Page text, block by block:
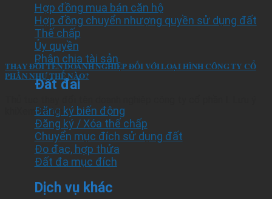
Hợp đồng mua bán căn hộ
Hợp đồng chuyển nhượng quyền sử dụng đất
Thế chấp
Ủy quyền
Phân chia tài sản
Đất đai
Đăng ký biến động
Đăng ký / Xóa thế chấp
Chuyển mục đích sử dụng đất
Đo đạc, hợp thửa
Đất đa mục đích
Dịch vụ khác
THAY ĐỔI TÊN DOANH NGHIỆP ĐỐI VỚI LOẠI HÌNH CÔNG TY CỔ
PHẦN NHƯ THẾ NÀO?
khiXem Thêm